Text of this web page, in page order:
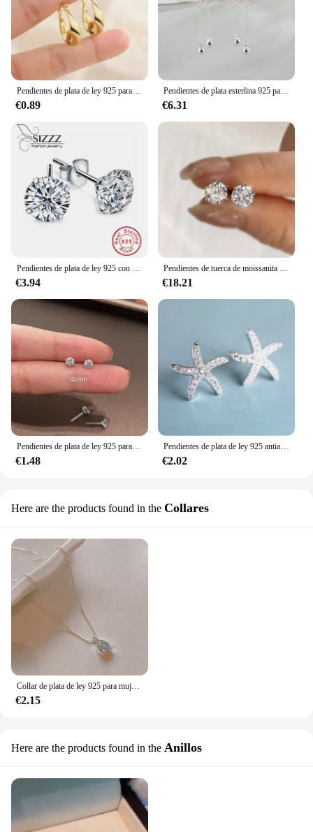
€0.89
Pendientes de plata esterlina 925 para mujer, aretes redondos de cristal de lujo, joyería de boda Vintage, pendientes de piedra de circón blanco
€6.31
Pendientes de plata de ley 925 con circonita cúbica para mujer, aretes de cristal, joyería
€3.94
Pendientes de tuerca de moissanita con certificado de Color D, joyería de boda chapada en oro de plata de ley 925, Diamante creado en laboratorio, DW 0,5 CT-2ct
€18.21
Pendientes de plata de ley 925 para mujer, aretes pequeños de cristal transparente, joyería fina
€1.48
Pendientes de plata de ley 925 antialérgicos, joyería con microincrustaciones de cristal, estrella de mar, personalidad exquisita, E037, nueva moda
€2.02
Here are the products found in the Collares
Collar de plata de ley 925 para mujer, colgante de gota de agua de circón Simple, cadena de clavícula, joyería de moda, regalo, novedad
€2.15
Here are the products found in the Anillos